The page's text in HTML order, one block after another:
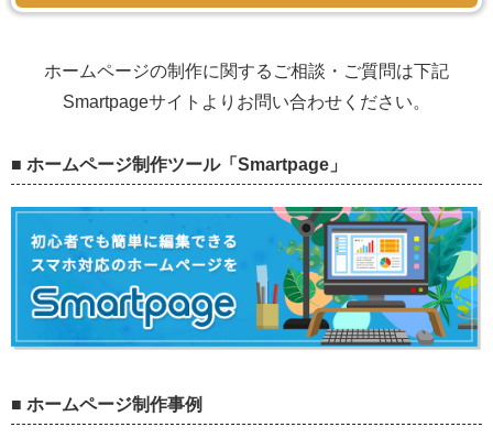
ホームページの制作に関するご相談・ご質問は下記
Smartpageサイトよりお問い合わせください。
■ ホームページ制作ツール「Smartpage」
■ ホームページ制作事例